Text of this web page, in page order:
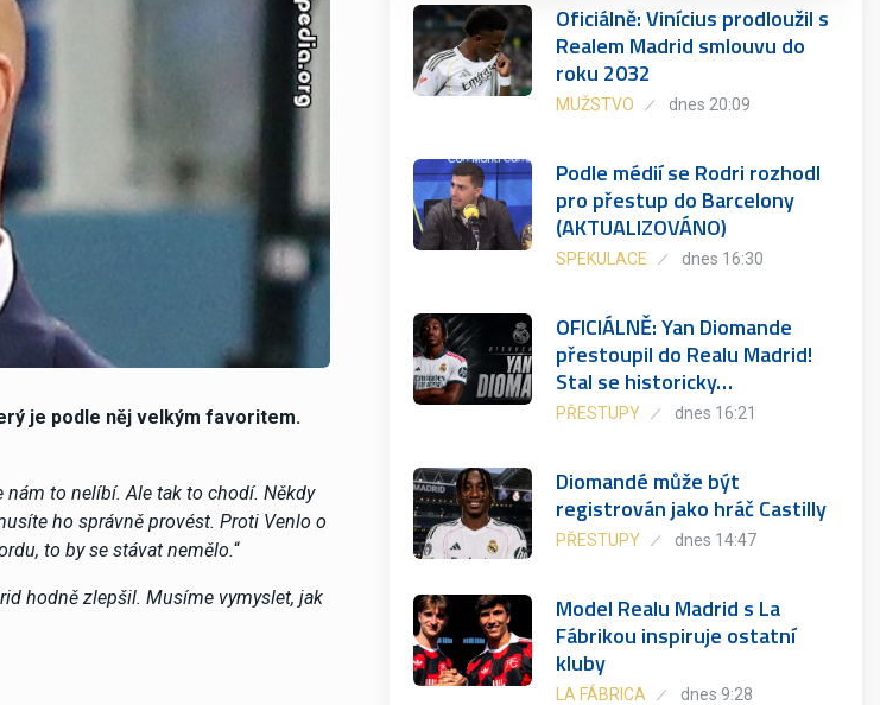
je podle něj velkým favoritem.
nám to nelíbí. Ale tak to chodí. Někdy
ho správně provést. Proti Venlo o
to by se stávat nemělo.“
hodně zlepšil. Musíme vymyslet, jak
Oficiálně: Vinícius prodloužil s
Realem Madrid smlouvu do
roku 2032
MUŽSTVO dnes 20:09
Podle médií se Rodri rozhodl
pro přestup do Barcelony
(AKTUALIZOVÁNO)
SPEKULACE dnes 16:30
OFICIÁLNĚ: Yan Diomande
přestoupil do Realu Madrid!
Stal se historicky…
PŘESTUPY dnes 16:21
Diomandé může být
registrován jako hráč Castilly
PŘESTUPY dnes 14:47
Model Realu Madrid s La
Fábrikou inspiruje ostatní
kluby
LA FÁBRICA dnes 9:28